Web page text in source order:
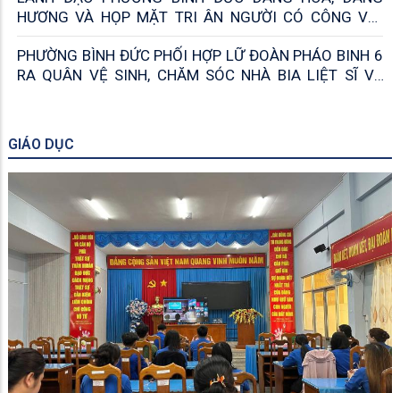
HƯƠNG VÀ HỌP MẶT TRI ÂN NGƯỜI CÓ CÔNG VỚI
CÁCH MẠNG
PHƯỜNG BÌNH ĐỨC PHỐI HỢP LỮ ĐOÀN PHÁO BINH 6
RA QUÂN VỆ SINH, CHĂM SÓC NHÀ BIA LIỆT SĨ VÀ
GIÁO DỤC